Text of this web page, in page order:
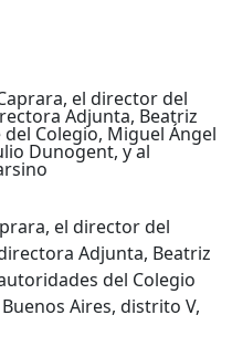
el director del
Adjunta, Beatriz
del Colegio
Aires, distrito V,